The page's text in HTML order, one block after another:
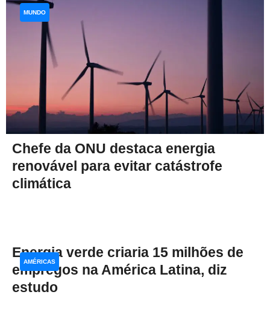
Chefe da ONU destaca energia
renovável para evitar catástrofe
climática
MUNDO
Energia verde criaria 15 milhões de
empregos na América Latina, diz
estudo
AMÉRICAS